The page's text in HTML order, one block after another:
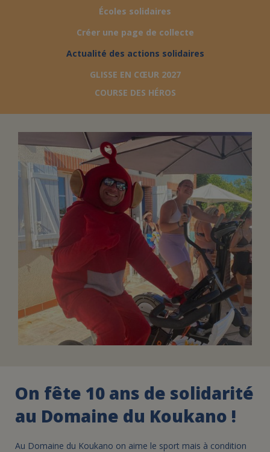
FAIRE UN DON
ESPACE PRESSE
JE DEVIENS
BÉNÉVOLE
DEVENIR
UN PETIT PRINCE
Écoles solidaires
Créer une page de collecte
Actualité des actions solidaires
GLISSE EN CŒUR 2027
COURSE DES HÉROS
On fête 10 ans de solidarité
au Domaine du Koukano !
Au Domaine du Koukano on aime le sport mais à condition